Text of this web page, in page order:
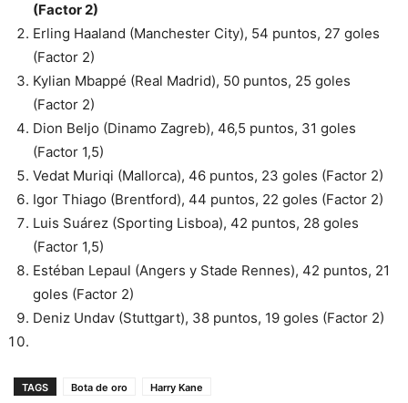
(Factor 2)
Erling Haaland (Manchester City), 54 puntos, 27 goles
(Factor 2)
Kylian Mbappé (Real Madrid), 50 puntos, 25 goles
(Factor 2)
Dion Beljo (Dinamo Zagreb), 46,5 puntos, 31 goles
(Factor 1,5)
Vedat Muriqi (Mallorca), 46 puntos, 23 goles (Factor 2)
Igor Thiago (Brentford), 44 puntos, 22 goles (Factor 2)
Luis Suárez (Sporting Lisboa), 42 puntos, 28 goles
(Factor 1,5)
Estéban Lepaul (Angers y Stade Rennes), 42 puntos, 21
goles (Factor 2)
Deniz Undav (Stuttgart), 38 puntos, 19 goles (Factor 2)
TAGS Bota de oro Harry Kane